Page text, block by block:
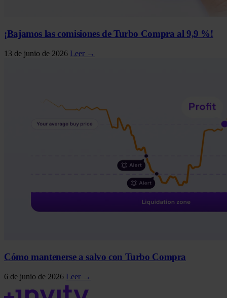
¡Bajamos las comisiones de Turbo Compra al 9,9 %!
13 de junio de 2026 Leer →
Cómo mantenerse a salvo con Turbo Compra
6 de junio de 2026 Leer →